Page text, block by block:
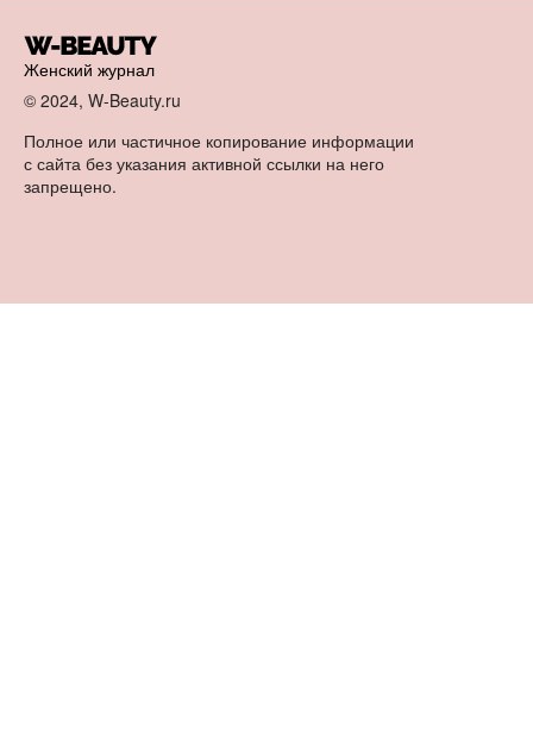
Женский журнал
© 2024, W-Beauty.ru
Полное или частичное копирование информации
с сайта без указания активной ссылки на него
запрещено.